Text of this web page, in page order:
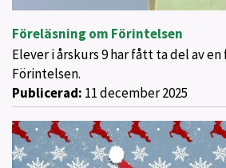
Föreläsning om Förintelsen
Elever i årskurs 9 har fått ta del av
Förintelsen.
Publicerad: 11 december 2025